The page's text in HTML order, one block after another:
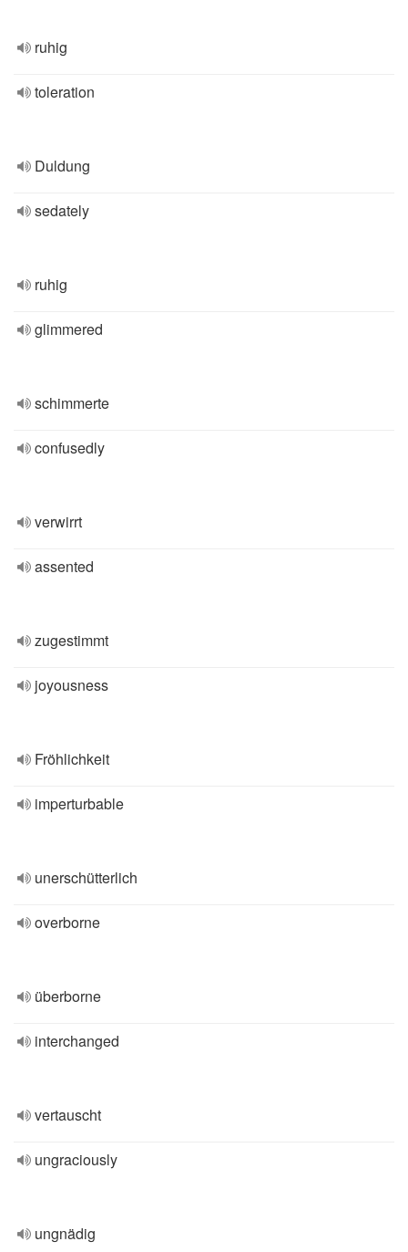
ruhig
toleration
Duldung
sedately
ruhig
glimmered
schimmerte
confusedly
verwirrt
assented
zugestimmt
joyousness
Fröhlichkeit
imperturbable
unerschütterlich
overborne
überborne
interchanged
vertauscht
ungraciously
ungnädig